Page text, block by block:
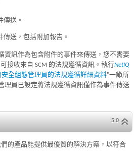
傳送。
傳送，包括附加報告。
資訊作為包含附件的事件來傳送，您不需要
接收來自 SCM 的法規遵循資訊。執行NetIQ
安全組態管理員的法規遵循詳細資料 一節所
理員已設定將法規遵循資訊僅作為事件傳送
5.0
們的產品能提供最優質的解決方案，以符合